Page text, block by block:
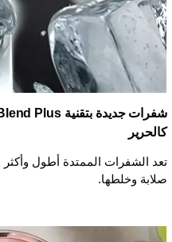
كالحرير
تعد الشفرات الممتدة أطول
صلابة وخلطها.